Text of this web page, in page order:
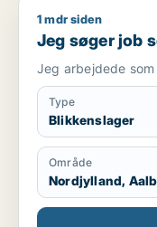
Jeg søger job som
1 mdr siden
Jeg søger job
Jeg arbejdede
Type
Blikkenslager
Område
Nordjylland,